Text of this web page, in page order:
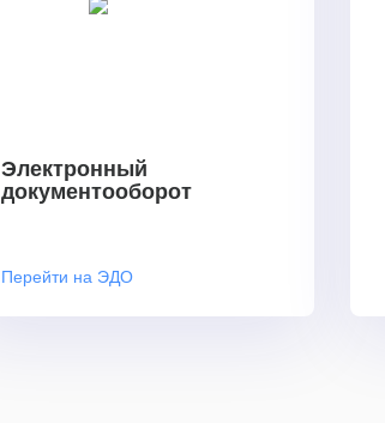
Электронный
документооборот
Перейти на ЭДО